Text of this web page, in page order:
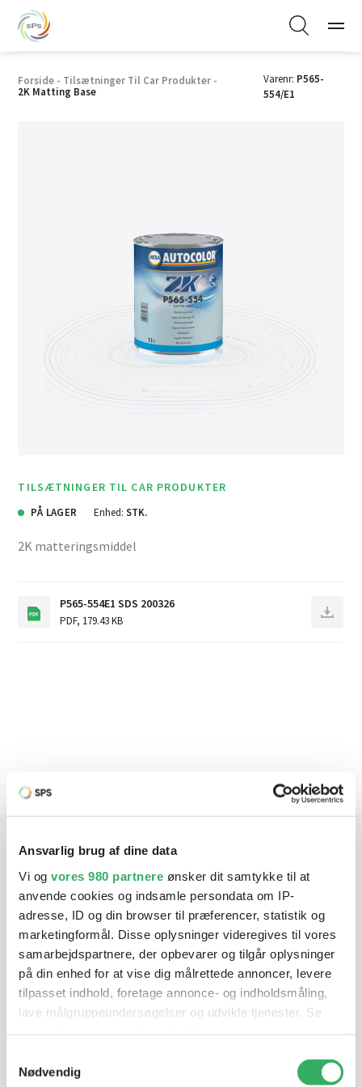
Ansvarlig brug af dine data
Vi og vores 980 partnere ønsker dit samtykke til at
anvende cookies og indsamle persondata om IP-
adresse, ID og din browser til præferencer, statistik og
marketingformål. Disse oplysninger videregives til vores
samarbejdspartnere, der opbevarer og tilgår oplysninger
på din enhed for at vise dig målrettede annoncer, levere
tilpasset indhold, foretage annonce- og indholdsmåling,
lave målgruppeundersøgelser og udvikle tjenester. Se
tilbage eller ændre indstillinger fra vores
Nødvendig
Forside - Tilsætninger Til Car Produkter -
2K Matting Base
Varenr: P565-
554/E1
TILSÆTNINGER TIL CAR PRODUKTER
PÅ LAGER Enhed: STK.
2K matteringsmiddel
P565-554E1 SDS 200326
PDF, 179.43 KB
Har du brug for hjælp? Vi sidder
klar ved telefonen
Vi tilbyder et bredt sortiment af produkter til
autolakering. Lige meget om du skal bruge en enkelt farve,
en sprøjtepistol eller om du har behov for en
blandeanlægsløsning, kan vi hjælpe dig.
07:00-15:30